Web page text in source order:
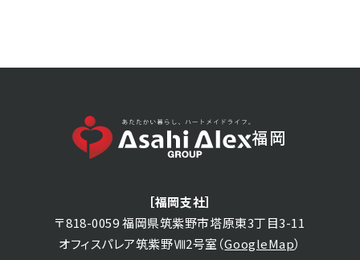
福岡
［福岡支社］
〒818-0059 福岡県筑紫野市塔原東3丁目3-11
オフィスパレア筑紫野Ⅷ2号室（GoogleMap）